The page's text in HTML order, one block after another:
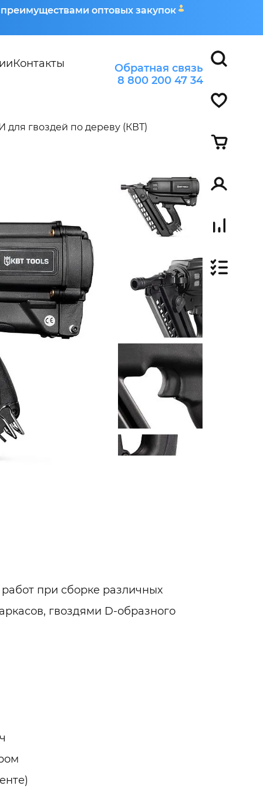
оптовых закупок
Контакты
Обратная связь
8 800 200 47 34
гвоздей по дереву (КВТ)
при сборке различных
гвоздями D-образного